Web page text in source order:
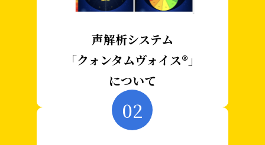
声解析システム
「クォンタムヴォイス®」
について
02